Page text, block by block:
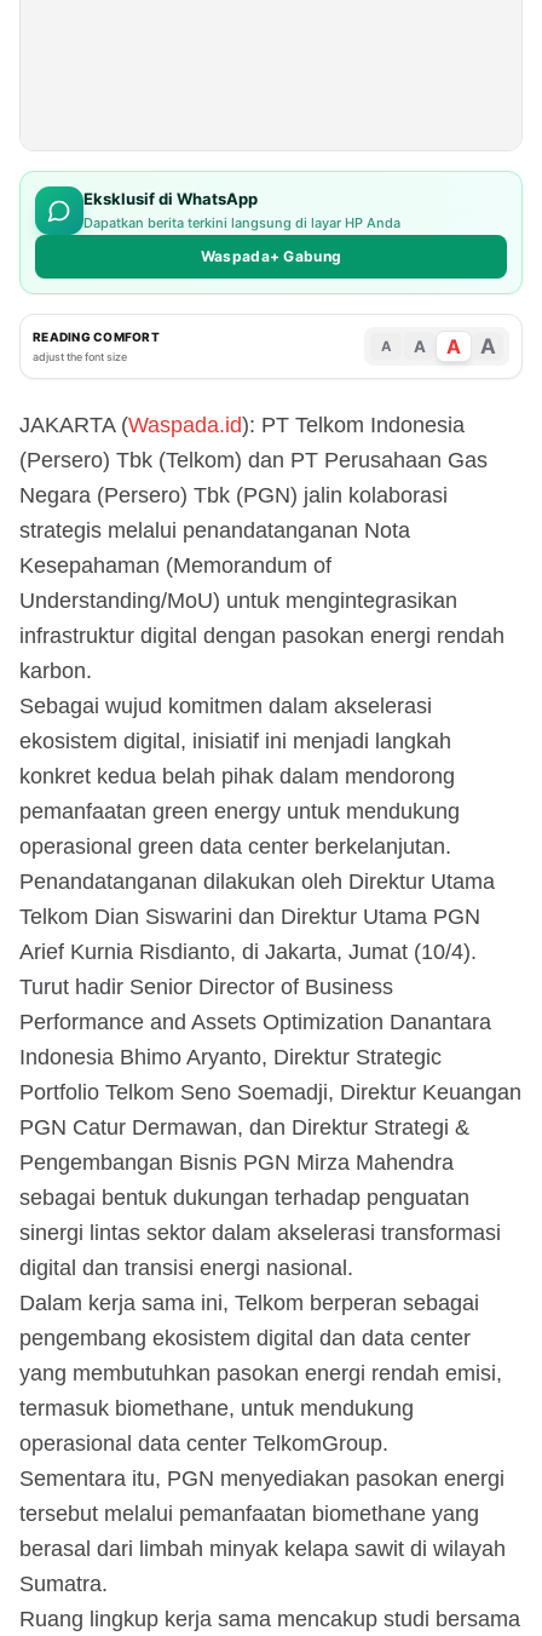
Eksklusif di WhatsApp
Dapatkan berita terkini langsung di layar HP Anda
Waspada+ Gabung
READING COMFORT
adjust the font size
A A A A
JAKARTA (Waspada.id): PT Telkom Indonesia
(Persero) Tbk (Telkom) dan PT Perusahaan Gas
Negara (Persero) Tbk (PGN) jalin kolaborasi
strategis melalui penandatanganan Nota
Kesepahaman (Memorandum of
Understanding/MoU) untuk mengintegrasikan
infrastruktur digital dengan pasokan energi rendah
karbon.
Sebagai wujud komitmen dalam akselerasi
ekosistem digital, inisiatif ini menjadi langkah
konkret kedua belah pihak dalam mendorong
pemanfaatan green energy untuk mendukung
operasional green data center berkelanjutan.
Penandatanganan dilakukan oleh Direktur Utama
Telkom Dian Siswarini dan Direktur Utama PGN
Arief Kurnia Risdianto, di Jakarta, Jumat (10/4).
Turut hadir Senior Director of Business
Performance and Assets Optimization Danantara
Indonesia Bhimo Aryanto, Direktur Strategic
Portfolio Telkom Seno Soemadji, Direktur Keuangan
PGN Catur Dermawan, dan Direktur Strategi &
Pengembangan Bisnis PGN Mirza Mahendra
sebagai bentuk dukungan terhadap penguatan
sinergi lintas sektor dalam akselerasi transformasi
digital dan transisi energi nasional.
Dalam kerja sama ini, Telkom berperan sebagai
pengembang ekosistem digital dan data center
yang membutuhkan pasokan energi rendah emisi,
termasuk biomethane, untuk mendukung
operasional data center TelkomGroup.
Sementara itu, PGN menyediakan pasokan energi
tersebut melalui pemanfaatan biomethane yang
berasal dari limbah minyak kelapa sawit di wilayah
Sumatra.
Ruang lingkup kerja sama mencakup studi bersama